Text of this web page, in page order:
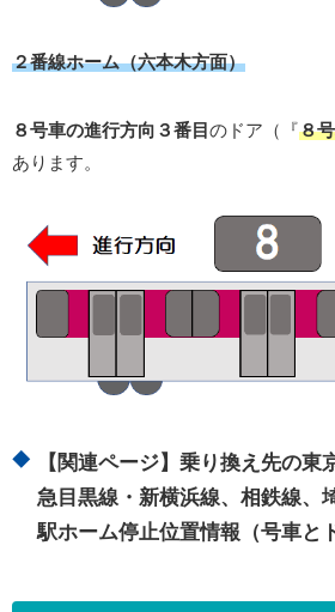
２番線ホーム（六本木方面）
８号車の進行方向３番目 のドア（『８
あります。
【関連ページ】乗り換え先の東
急目黒線・新横浜線、相鉄線、
駅ホーム停止位置情報（号車と